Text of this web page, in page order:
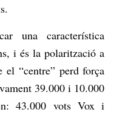
una característica
i és la polarització a
el “centre” perd força
39.000 i 10.000
43.000 vots Vox i